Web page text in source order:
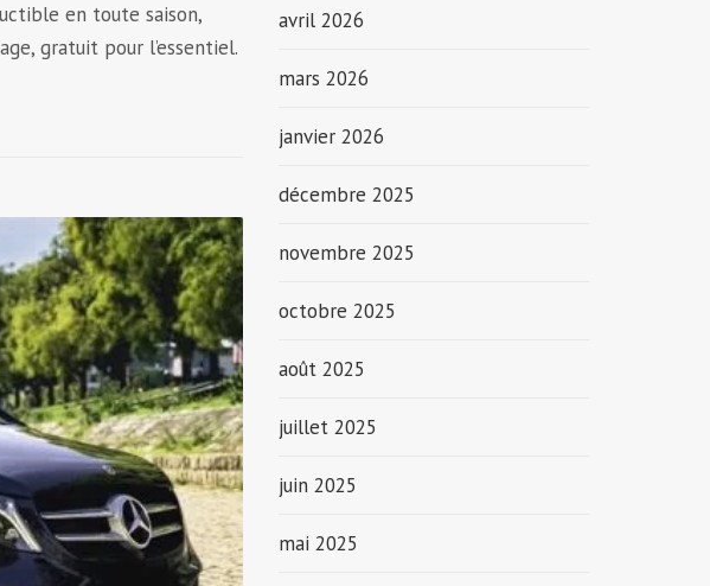
en toute saison,
gratuit pour l’essentiel.
avril 2026
mars 2026
janvier 2026
décembre 2025
novembre 2025
octobre 2025
août 2025
juillet 2025
juin 2025
mai 2025